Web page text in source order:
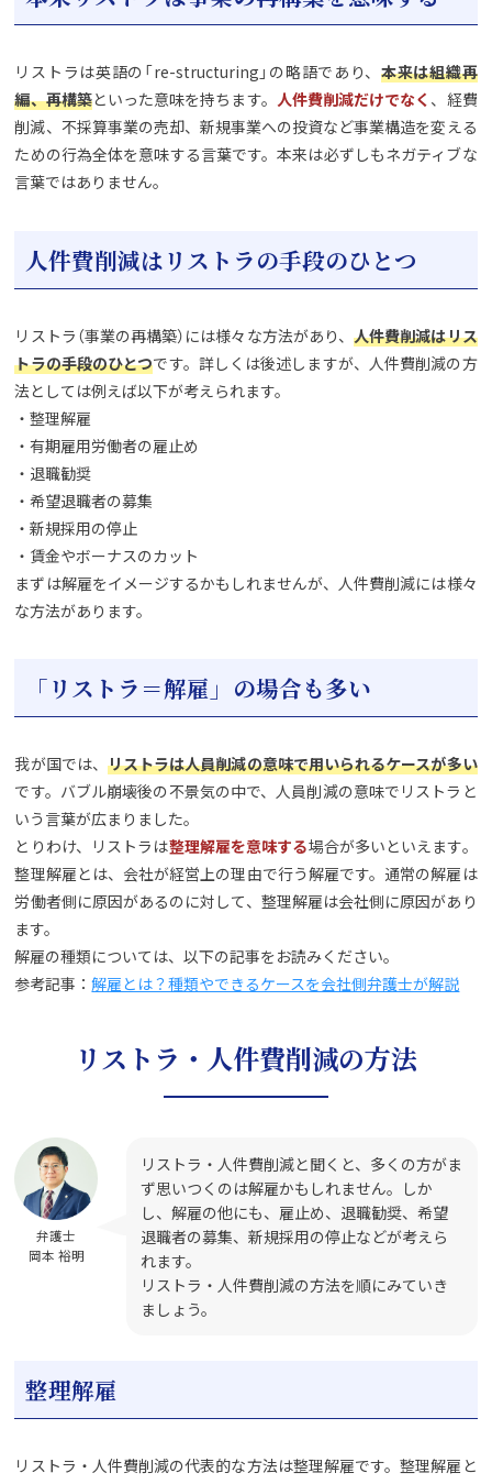
リストラは英語の「re-structuring」の略語であり、本来は組織再
編、再構築といった意味を持ちます。 人件費削減だけでなく 、経費
削減、不採算事業の売却、新規事業への投資など事業構造を変える
ための行為全体を意味する言葉です。本来は必ずしもネガティブな
言葉ではありません。
人件費削減はリストラの手段のひとつ
リストラ（事業の再構築）には様々な方法があり、人件費削減はリス
トラの手段のひとつです。詳しくは後述しますが、人件費削減の方
法としては例えば以下が考えられます。
・整理解雇
・有期雇用労働者の雇止め
・退職勧奨
・希望退職者の募集
・新規採用の停止
・賃金やボーナスのカット
まずは解雇をイメージするかもしれませんが、人件費削減には様々
な方法があります。
「リストラ＝解雇」の場合も多い
我が国では、 リストラは人員削減の意味で用いられるケースが多い
です。バブル崩壊後の不景気の中で、人員削減の意味でリストラと
いう言葉が広まりました。
とりわけ、リストラは整理解雇を意味する場合が多いといえます。
整理解雇とは、会社が経営上の理由で行う解雇です。通常の解雇は
労働者側に原因があるのに対して、整理解雇は会社側に原因があり
ます。
解雇の種類については、以下の記事をお読みください。
参考記事：解雇とは？種類やできるケースを会社側弁護士が解説
リストラ・人件費削減の方法
弁護士
岡本 裕明
リストラ・人件費削減と聞くと、多くの方がま
ず思いつくのは解雇かもしれません。しか
し、解雇の他にも、雇止め、退職勧奨、希望
退職者の募集、新規採用の停止などが考えら
れます。
リストラ・人件費削減の方法を順にみていき
ましょう。
整理解雇
リストラ・人件費削減の代表的な方法は整理解雇です。整理解雇と